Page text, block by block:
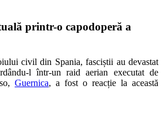
printr-o capodoperă a
civil din Spania, fasciștii au devastat
l într-un raid aerian executat de
Guernica, a fost o reacție la această